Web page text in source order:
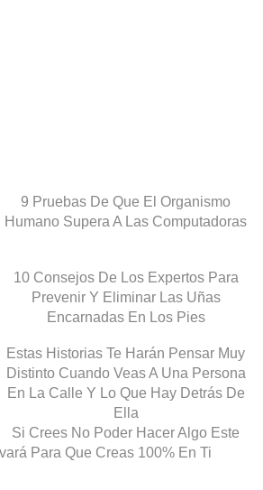
9 Pruebas De Que El Organismo
Humano Supera A Las Computadoras
10 Consejos De Los Expertos Para
Prevenir Y Eliminar Las Uñas
Encarnadas En Los Pies
Estas Historias Te Harán Pensar Muy
Distinto Cuando Veas A Una Persona
En La Calle Y Lo Que Hay Detrás De
Ella
Si Crees No Poder Hacer Algo Este
Para Que Creas 100% En Ti